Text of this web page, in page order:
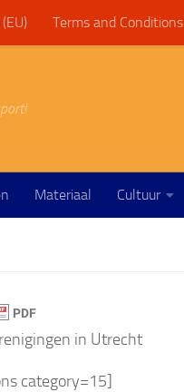
Terms and Conditions
Materiaal Cultuur
in Utrecht
category=15]